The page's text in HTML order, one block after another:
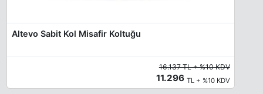
Altevo Sabit Kol Misafir Koltuğu
16.137 TL + %10 KDV
11.296 TL + %10 KDV